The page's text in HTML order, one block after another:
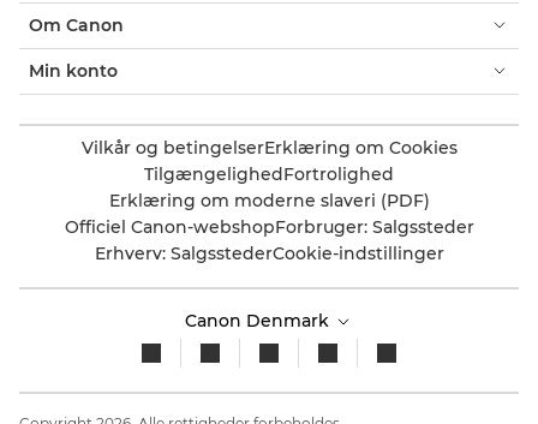
Om Canon
Min konto
Vilkår og betingelserErklæring om Cookies
TilgængelighedFortrolighed
Erklæring om moderne slaveri (PDF)
Officiel Canon-webshopForbruger: Salgssteder
Erhverv: SalgsstederCookie-indstillinger
Canon Denmark